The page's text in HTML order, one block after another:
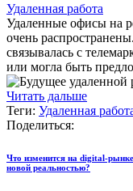
Удаленная работа
Удаленные офисы на
очень
связывалась с
или могла быть
Читать дальше
Теги: Удаленная
Поделиться:
Что изменится на digital-
новой реальностью?